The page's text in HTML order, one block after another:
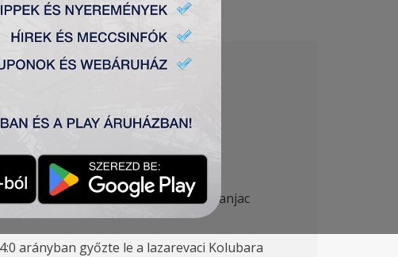
4:0
(K), Stanojev (Tomašević76′
), Banjac
arányban győzte le a lazarevaci Kolubara